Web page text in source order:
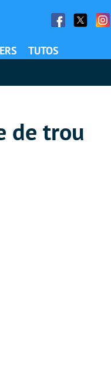
Facebook
Twitter
TUTOS
de trou